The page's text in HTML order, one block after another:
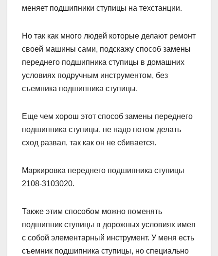
меняет подшипники ступицы на техстанции.
Но так как много людей которые делают ремонт
своей машины сами, подскажу способ замены
переднего подшипника ступицы в домашних
условиях подручным инструментом, без
съемника подшипника ступицы.
Еще чем хорош этот способ замены переднего
подшипника ступицы, не надо потом делать
сход развал, так как он не сбивается.
Маркировка переднего подшипника ступицы
2108-3103020.
Также этим способом можно поменять
подшипник ступицы в дорожных условиях имея
с собой элементарный инструмент. У меня есть
съемник подшипника ступицы, но специально